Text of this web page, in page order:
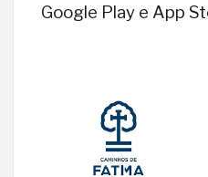
Google Play e App